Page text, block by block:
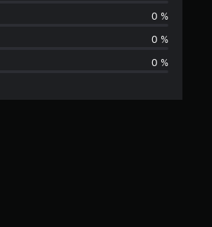
v
o
s
0 %
0 %
0 %